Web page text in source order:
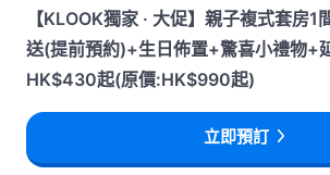
【KLOOK獨家 · 大促】親子複式套房1
送(提前預約)+生日佈置+驚喜小禮物+
HK$430起(原價:HK$990起)
立即預訂